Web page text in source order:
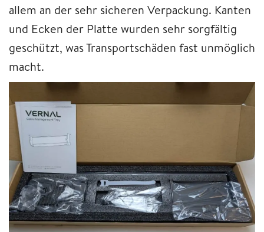
allem an der sehr sicheren Verpackung. Kanten
und Ecken der Platte wurden sehr sorgfältig
geschützt, was Transportschäden fast unmöglich
macht.